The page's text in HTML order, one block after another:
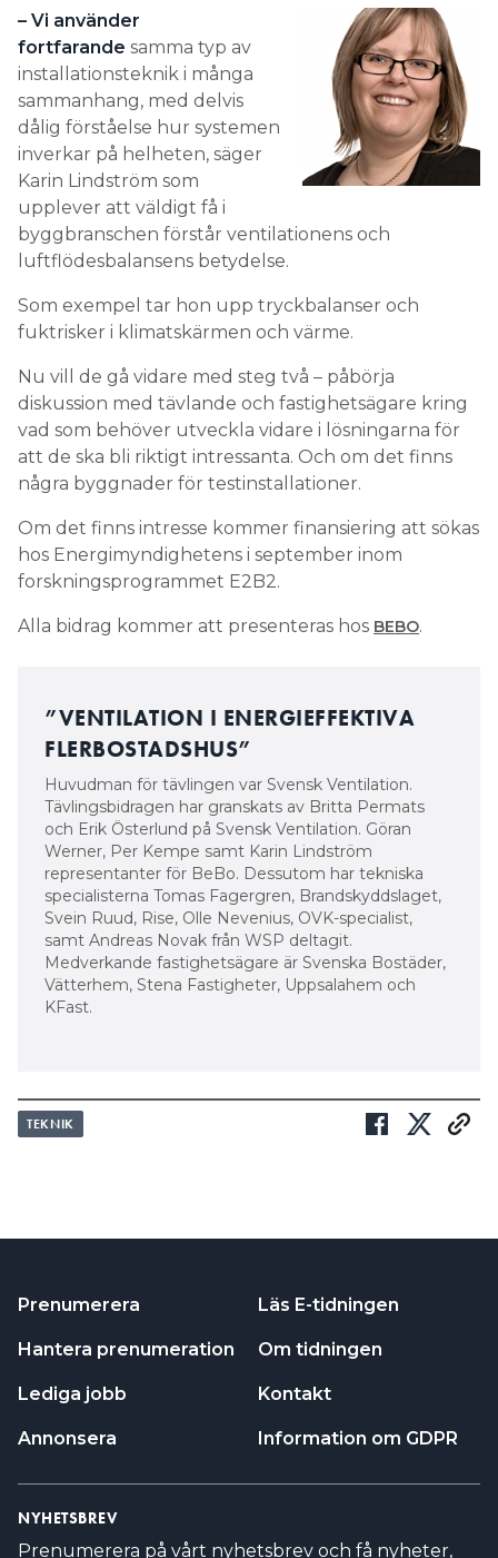
– Vi använder
fortfarande samma typ av
installationsteknik i många
sammanhang, med delvis
dålig förståelse hur systemen
inverkar på helheten, säger
Karin Lindström som
upplever att väldigt få i
byggbranschen förstår ventilationens och
luftflödesbalansens betydelse.
Som exempel tar hon upp tryckbalanser och
fuktrisker i klimatskärmen och värme.
Nu vill de gå vidare med steg två – påbörja
diskussion med tävlande och fastighetsägare kring
vad som behöver utveckla vidare i lösningarna för
att de ska bli riktigt intressanta. Och om det finns
några byggnader för testinstallationer.
Om det finns intresse kommer finansiering att sökas
hos Energimyndighetens i september inom
forskningsprogrammet E2B2.
Alla bidrag kommer att presenteras hos BEBO.
”VENTILATION I ENERGIEFFEKTIVA
FLERBOSTADSHUS”
Huvudman för tävlingen var Svensk Ventilation.
Tävlingsbidragen har granskats av Britta Permats
och Erik Österlund på Svensk Ventilation. Göran
Werner, Per Kempe samt Karin Lindström
representanter för BeBo. Dessutom har tekniska
specialisterna Tomas Fagergren, Brandskyddslaget,
Svein Ruud, Rise, Olle Nevenius, OVK-specialist,
samt Andreas Novak från WSP deltagit.
Medverkande fastighetsägare är Svenska Bostäder,
Vätterhem, Stena Fastigheter, Uppsalahem och
KFast.
TEKNIK
Prenumerera
Hantera prenumeration
Lediga jobb
Annonsera
Läs E-tidningen
Om tidningen
Kontakt
Information om GDPR
NYHETSBREV
Prenumerera på vårt nyhetsbrev och få nyheter,